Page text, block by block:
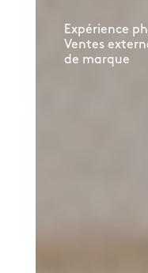
Expérience
Ventes
de marque